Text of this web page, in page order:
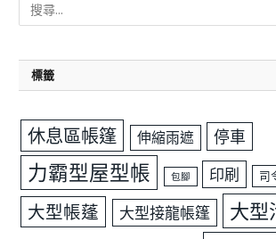
標籤
休息區帳篷 伸縮雨遮 停車
力霸型屋型帳 包腳 印刷 司
大型帳蓬 大型接龍帳篷 大型